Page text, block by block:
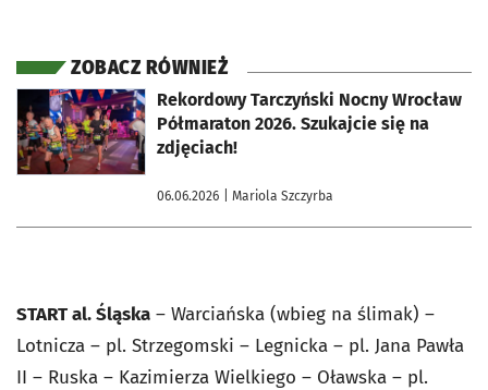
ZOBACZ RÓWNIEŻ
Rekordowy Tarczyński Nocny Wrocław
Półmaraton 2026. Szukajcie się na
zdjęciach!
06.06.2026 | Mariola Szczyrba
otworzy się w nowej karcie
START al. Śląska – Warciańska (wbieg na ślimak) –
Lotnicza – pl. Strzegomski – Legnicka – pl. Jana Pawła
II – Ruska – Kazimierza Wielkiego – Oławska – pl.